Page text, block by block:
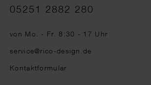
Telefonnummer
05251 2882 280
von Mo. - Fr. 8:30 - 17 Uhr
service@rico-design.de
Kontaktformular